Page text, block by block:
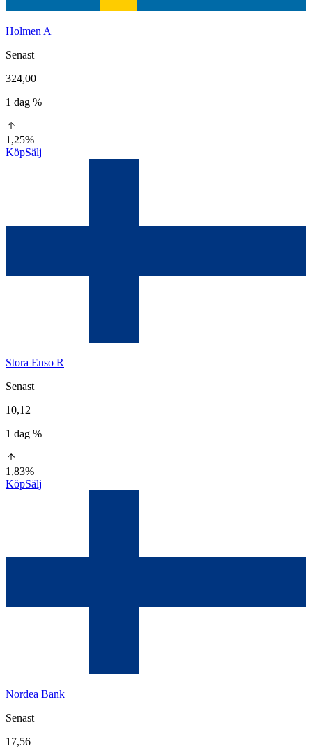
Holmen A
Senast
324,00
1 dag %
1,25%
KöpSälj
Stora Enso R
Senast
10,12
1 dag %
1,83%
KöpSälj
Nordea Bank
Senast
17,56